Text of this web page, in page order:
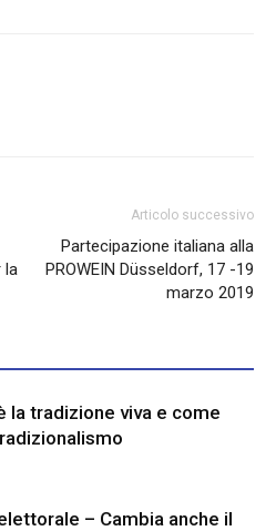
la
Articolo successivo
Partecipazione italiana alla
PROWEIN Düsseldorf, 17 -19
marzo 2019
la tradizione viva e come
– Cambia anche il